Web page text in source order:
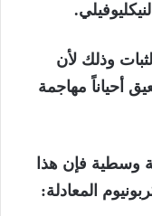
وذلك لأن
أحياناً مهاجمة
وسطية فإن هذا
المعادلة: